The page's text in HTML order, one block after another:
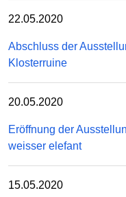
22.05.2020
Abschluss der
Klosterruine
20.05.2020
Eröffnung der
weisser elefant
15.05.2020